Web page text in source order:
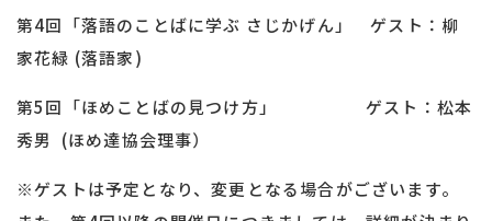
第4回「落語のことばに学ぶ さじかげん」 ゲスト：柳
家花緑 (落語家)
第5回「ほめことばの見つけ方」 ゲスト：松本
秀男 (ほめ達協会理事）
※ゲストは予定となり、変更となる場合がございます。